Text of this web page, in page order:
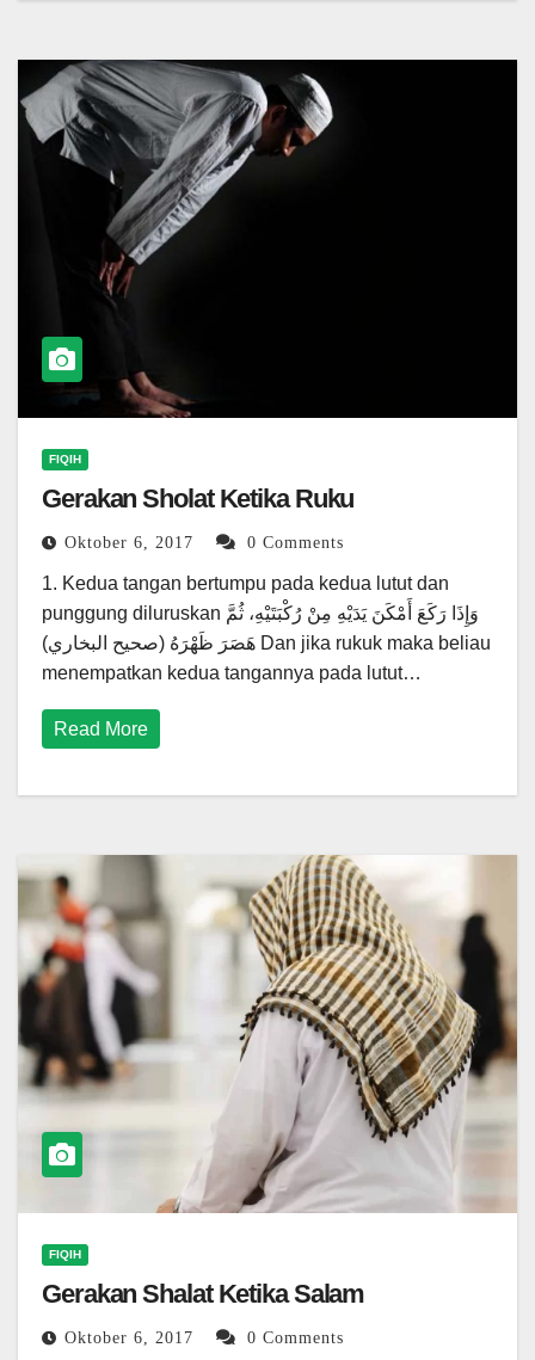
FIQIH
Gerakan Sholat Ketika Ruku
Oktober 6, 2017 0 Comments
1. Kedua tangan bertumpu pada kedua lutut dan
punggung diluruskan وَإِذَا رَكَعَ أَمْكَنَ يَدَيْهِ مِنْ رُكْبَتَيْهِ، ثُمَّ
هَصَرَ ظَهْرَهُ (صحيح البخاري) Dan jika rukuk maka beliau
menempatkan kedua tangannya pada lutut…
Read More
FIQIH
Gerakan Shalat Ketika Salam
Oktober 6, 2017 0 Comments